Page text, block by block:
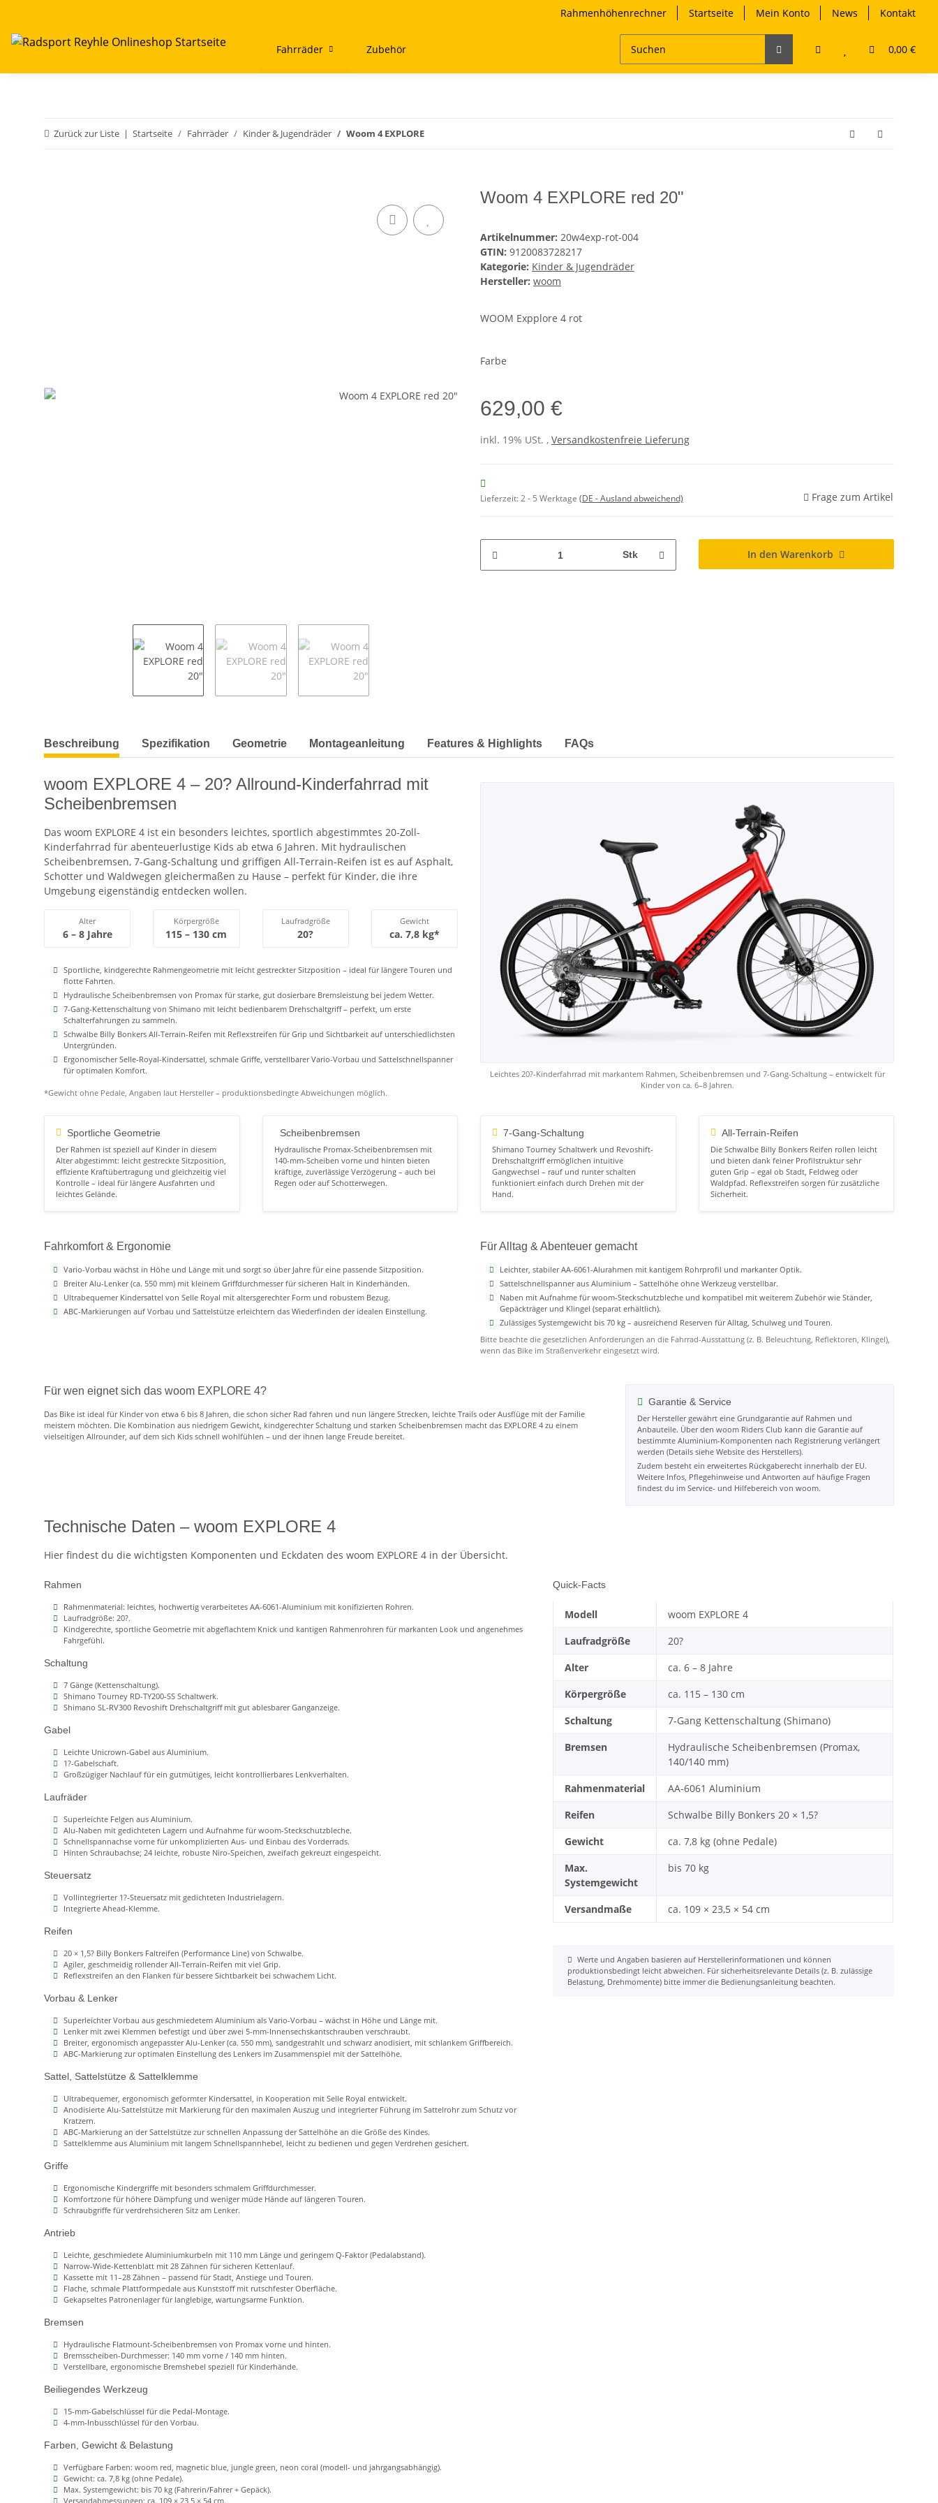
Rahmenhöhenrechner Startseite Mein Konto News Kontakt
0,00 €
Fahrräder Zubehör
Zurück zur Liste Startseite Fahrräder Kinder & Jugendräder Woom 4 EXPLORE
Woom 4 EXPLORE red 20"
Artikelnummer: 20w4exp-rot-004
GTIN: 9120083728217
Kategorie: Kinder & Jugendräder
Hersteller: woom
WOOM Expplore 4 rot
Farbe
629,00 €
inkl. 19% USt. , Versandkostenfreie Lieferung
Lieferzeit:2 - 5 Werktage (DE - Ausland abweichend) Frage zum Artikel
Stk In den Warenkorb
weitere Registerkarten anzeigen
Beschreibung Spezifikation Geometrie Montageanleitung Features & Highlights FAQs
woom EXPLORE 4 – 20? Allround-Kinderfahrrad mit
Scheibenbremsen
Das woom EXPLORE 4 ist ein besonders leichtes, sportlich abgestimmtes 20-Zoll-
Kinderfahrrad für abenteuerlustige Kids ab etwa 6 Jahren. Mit hydraulischen
Scheibenbremsen, 7-Gang-Schaltung und griffigen All-Terrain-Reifen ist es auf Asphalt,
Schotter und Waldwegen gleichermaßen zu Hause – perfekt für Kinder, die ihre
Umgebung eigenständig entdecken wollen.
Alter
6 – 8 Jahre
Körpergröße
115 – 130 cm
Laufradgröße
20?
Gewicht
ca. 7,8 kg*
Sportliche, kindgerechte Rahmengeometrie mit leicht gestreckter Sitzposition – ideal für längere Touren und
flotte Fahrten.
Hydraulische Scheibenbremsen von Promax für starke, gut dosierbare Bremsleistung bei jedem Wetter.
7-Gang-Kettenschaltung von Shimano mit leicht bedienbarem Drehschaltgriff – perfekt, um erste
Schalterfahrungen zu sammeln.
Schwalbe Billy Bonkers All-Terrain-Reifen mit Reflexstreifen für Grip und Sichtbarkeit auf unterschiedlichsten
Untergründen.
Ergonomischer Selle-Royal-Kindersattel, schmale Griffe, verstellbarer Vario-Vorbau und Sattelschnellspanner
für optimalen Komfort.
*Gewicht ohne Pedale, Angaben laut Hersteller – produktionsbedingte Abweichungen möglich.
Leichtes 20?-Kinderfahrrad mit markantem Rahmen, Scheibenbremsen und 7-Gang-Schaltung – entwickelt für
Kinder von ca. 6–8 Jahren.
Sportliche Geometrie
Der Rahmen ist speziell auf Kinder in diesem
Alter abgestimmt: leicht gestreckte Sitzposition,
effiziente Kraftübertragung und gleichzeitig viel
Kontrolle – ideal für längere Ausfahrten und
leichtes Gelände.
Scheibenbremsen
Hydraulische Promax-Scheibenbremsen mit
140-mm-Scheiben vorne und hinten bieten
kräftige, zuverlässige Verzögerung – auch bei
Regen oder auf Schotterwegen.
7-Gang-Schaltung
Shimano Tourney Schaltwerk und Revoshift-
Drehschaltgriff ermöglichen intuitive
Gangwechsel – rauf und runter schalten
funktioniert einfach durch Drehen mit der
Hand.
All-Terrain-Reifen
Die Schwalbe Billy Bonkers Reifen rollen leicht
und bieten dank feiner Profilstruktur sehr
guten Grip – egal ob Stadt, Feldweg oder
Waldpfad. Reflexstreifen sorgen für zusätzliche
Sicherheit.
Fahrkomfort & Ergonomie
Vario-Vorbau wächst in Höhe und Länge mit und sorgt so über Jahre für eine passende Sitzposition.
Breiter Alu-Lenker (ca. 550 mm) mit kleinem Griffdurchmesser für sicheren Halt in Kinderhänden.
Ultrabequemer Kindersattel von Selle Royal mit altersgerechter Form und robustem Bezug.
ABC-Markierungen auf Vorbau und Sattelstütze erleichtern das Wiederfinden der idealen Einstellung.
Für Alltag & Abenteuer gemacht
Leichter, stabiler AA-6061-Alurahmen mit kantigem Rohrprofil und markanter Optik.
Sattelschnellspanner aus Aluminium – Sattelhöhe ohne Werkzeug verstellbar.
Naben mit Aufnahme für woom-Steckschutzbleche und kompatibel mit weiterem Zubehör wie Ständer,
Gepäckträger und Klingel (separat erhältlich).
Zulässiges Systemgewicht bis 70 kg – ausreichend Reserven für Alltag, Schulweg und Touren.
Bitte beachte die gesetzlichen Anforderungen an die Fahrrad-Ausstattung (z. B. Beleuchtung, Reflektoren, Klingel),
wenn das Bike im Straßenverkehr eingesetzt wird.
Für wen eignet sich das woom EXPLORE 4?
Das Bike ist ideal für Kinder von etwa 6 bis 8 Jahren, die schon sicher Rad fahren und nun längere Strecken, leichte Trails oder Ausflüge mit der Familie
meistern möchten. Die Kombination aus niedrigem Gewicht, kindgerechter Schaltung und starken Scheibenbremsen macht das EXPLORE 4 zu einem
vielseitigen Allrounder, auf dem sich Kids schnell wohlfühlen – und der ihnen lange Freude bereitet.
Garantie & Service
Der Hersteller gewährt eine Grundgarantie auf Rahmen und
Anbauteile. Über den woom Riders Club kann die Garantie auf
bestimmte Aluminium-Komponenten nach Registrierung verlängert
werden (Details siehe Website des Herstellers).
Zudem besteht ein erweitertes Rückgaberecht innerhalb der EU.
Weitere Infos, Pflegehinweise und Antworten auf häufige Fragen
findest du im Service- und Hilfebereich von woom.
Technische Daten – woom EXPLORE 4
Hier findest du die wichtigsten Komponenten und Eckdaten des woom EXPLORE 4 in der Übersicht.
Rahmen
Rahmenmaterial: leichtes, hochwertig verarbeitetes AA-6061-Aluminium mit konifizierten Rohren.
Laufradgröße: 20?.
Kindgerechte, sportliche Geometrie mit abgeflachtem Knick und kantigen Rahmenrohren für markanten Look und angenehmes
Fahrgefühl.
Schaltung
7 Gänge (Kettenschaltung).
Shimano Tourney RD-TY200-SS Schaltwerk.
Shimano SL-RV300 Revoshift Drehschaltgriff mit gut ablesbarer Ganganzeige.
Gabel
Leichte Unicrown-Gabel aus Aluminium.
1?-Gabelschaft.
Großzügiger Nachlauf für ein gutmütiges, leicht kontrollierbares Lenkverhalten.
Laufräder
Superleichte Felgen aus Aluminium.
Alu-Naben mit gedichteten Lagern und Aufnahme für woom-Steckschutzbleche.
Schnellspannachse vorne für unkomplizierten Aus- und Einbau des Vorderrads.
Hinten Schraubachse; 24 leichte, robuste Niro-Speichen, zweifach gekreuzt eingespeicht.
Steuersatz
Vollintegrierter 1?-Steuersatz mit gedichteten Industrielagern.
Integrierte Ahead-Klemme.
Reifen
20 × 1,5? Billy Bonkers Faltreifen (Performance Line) von Schwalbe.
Agiler, geschmeidig rollender All-Terrain-Reifen mit viel Grip.
Reflexstreifen an den Flanken für bessere Sichtbarkeit bei schwachem Licht.
Vorbau & Lenker
Superleichter Vorbau aus geschmiedetem Aluminium als Vario-Vorbau – wächst in Höhe und Länge mit.
Lenker mit zwei Klemmen befestigt und über zwei 5-mm-Innensechskantschrauben verschraubt.
Breiter, ergonomisch angepasster Alu-Lenker (ca. 550 mm), sandgestrahlt und schwarz anodisiert, mit schlankem Griffbereich.
ABC-Markierung zur optimalen Einstellung des Lenkers im Zusammenspiel mit der Sattelhöhe.
Sattel, Sattelstütze & Sattelklemme
Ultrabequemer, ergonomisch geformter Kindersattel, in Kooperation mit Selle Royal entwickelt.
Anodisierte Alu-Sattelstütze mit Markierung für den maximalen Auszug und integrierter Führung im Sattelrohr zum Schutz vor
Kratzern.
ABC-Markierung an der Sattelstütze zur schnellen Anpassung der Sattelhöhe an die Größe des Kindes.
Sattelklemme aus Aluminium mit langem Schnellspannhebel, leicht zu bedienen und gegen Verdrehen gesichert.
Griffe
Ergonomische Kindergriffe mit besonders schmalem Griffdurchmesser.
Komfortzone für höhere Dämpfung und weniger müde Hände auf längeren Touren.
Schraubgriffe für verdrehsicheren Sitz am Lenker.
Antrieb
Leichte, geschmiedete Aluminiumkurbeln mit 110 mm Länge und geringem Q-Faktor (Pedalabstand).
Narrow-Wide-Kettenblatt mit 28 Zähnen für sicheren Kettenlauf.
Kassette mit 11–28 Zähnen – passend für Stadt, Anstiege und Touren.
Flache, schmale Plattformpedale aus Kunststoff mit rutschfester Oberfläche.
Gekapseltes Patronenlager für langlebige, wartungsarme Funktion.
Bremsen
Hydraulische Flatmount-Scheibenbremsen von Promax vorne und hinten.
Bremsscheiben-Durchmesser: 140 mm vorne / 140 mm hinten.
Verstellbare, ergonomische Bremshebel speziell für Kinderhände.
Beiliegendes Werkzeug
15-mm-Gabelschlüssel für die Pedal-Montage.
4-mm-Inbusschlüssel für den Vorbau.
Farben, Gewicht & Belastung
Verfügbare Farben: woom red, magnetic blue, jungle green, neon coral (modell- und jahrgangsabhängig).
Gewicht: ca. 7,8 kg (ohne Pedale).
Max. Systemgewicht: bis 70 kg (Fahrerin/Fahrer + Gepäck).
Versandabmessungen: ca. 109 × 23,5 × 54 cm.
Quick-Facts
Modell
woom EXPLORE 4
Laufradgröße
20?
Alter
ca. 6 – 8 Jahre
Körpergröße
ca. 115 – 130 cm
Schaltung
7-Gang Kettenschaltung (Shimano)
Bremsen
Hydraulische Scheibenbremsen (Promax,
140/140 mm)
Rahmenmaterial
AA-6061 Aluminium
Reifen
Schwalbe Billy Bonkers 20 × 1,5?
Gewicht
ca. 7,8 kg (ohne Pedale)
Max.
Systemgewicht
bis 70 kg
Versandmaße ca. 109 × 23,5 × 54 cm
Werte und Angaben basieren auf Herstellerinformationen und können
produktionsbedingt leicht abweichen. Für sicherheitsrelevante Details (z. B. zulässige
Belastung, Drehmomente) bitte immer die Bedienungsanleitung beachten.